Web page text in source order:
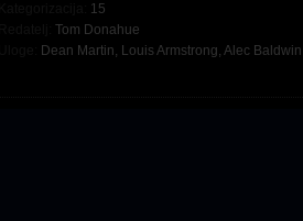
15
Tom Donahue
Dean Martin, Louis Armstrong, Alec Baldwin